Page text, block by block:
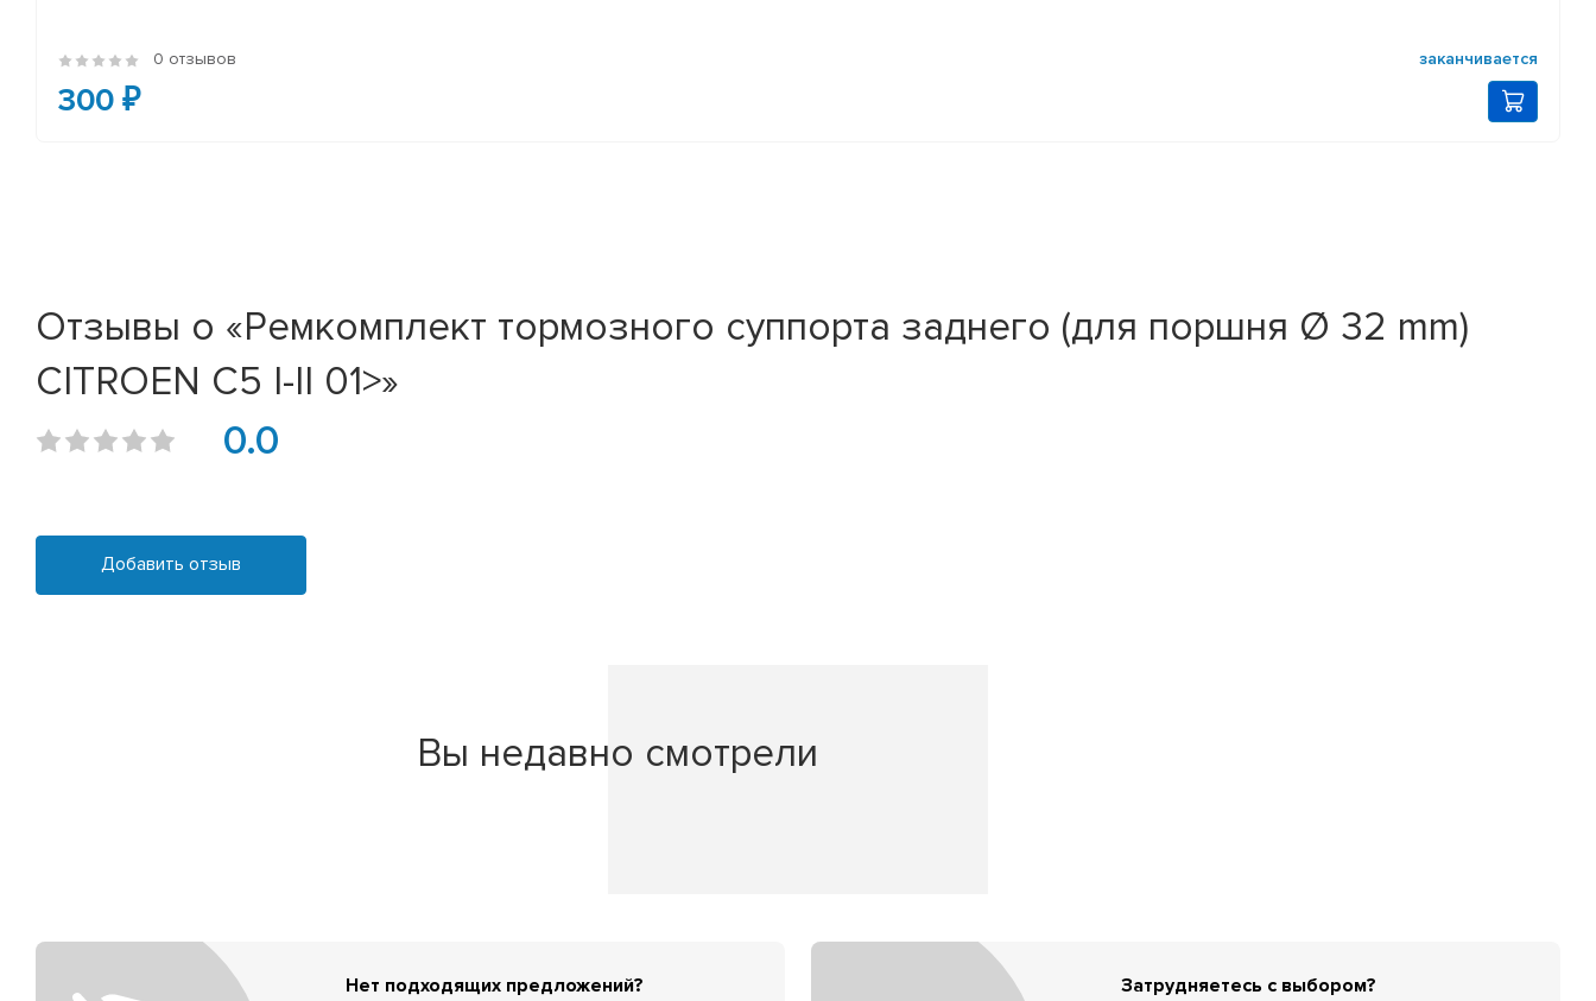
0 отзывов заканчивается
300 ₽
Отзывы о «Ремкомплект тормозного суппорта заднего (для поршня Ø 32 mm)
CITROEN C5 I-II 01>»
0.0
Добавить отзыв
Вы недавно смотрели
Нет подходящих предложений? Затрудняетесь с выбором?